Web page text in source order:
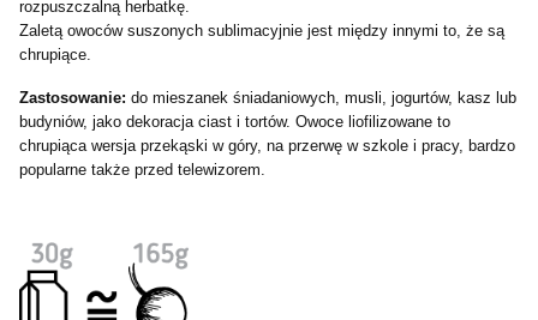
rozpuszczalną herbatkę.
Zaletą owoców suszonych sublimacyjnie jest między innymi to, że są
chrupiące.
Zastosowanie: do mieszanek śniadaniowych, musli, jogurtów, kasz lub
budyniów, jako dekoracja ciast i tortów. Owoce liofilizowane to
chrupiąca wersja przekąski w góry, na przerwę w szkole i pracy, bardzo
popularne także przed telewizorem.